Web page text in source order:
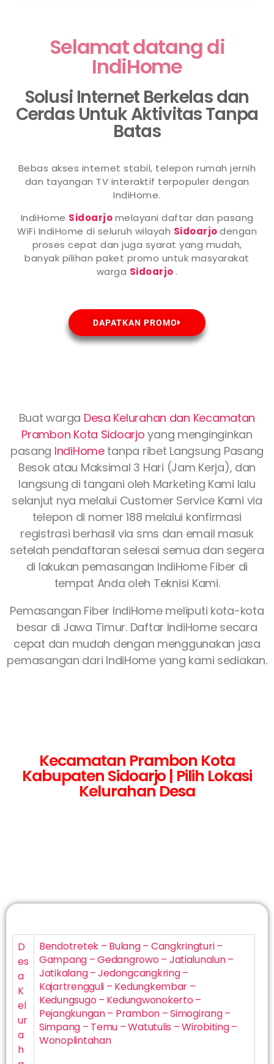
Selamat datang di
IndiHome
Solusi Internet Berkelas dan
Cerdas Untuk Aktivitas Tanpa
Batas
Bebas akses internet stabil, telepon rumah jernih
dan tayangan TV interaktif terpopuler dengan
IndiHome.
IndiHome Sidoarjomelayani daftar dan pasang
WiFi IndiHome di seluruh wilayah Sidoarjodengan
proses cepat dan juga syarat yang mudah,
banyak pilihan paket promo untuk masyarakat
warga Sidoarjo .
DAPATKAN PROMO
Buat warga Desa Kelurahan dan Kecamatan
Prambon Kota Sidoarjo yang menginginkan
pasang IndiHometanpa ribet Langsung Pasang
Besok atau Maksimal 3 Hari (Jam Kerja), dan
langsung di tangani oleh Marketing Kami lalu
selanjut nya melalui Customer Service Kami via
telepon di nomer 188 melalui konfirmasi
registrasi berhasil via sms dan email masuk
setelah pendaftaran selesai semua dan segera
di lakukan pemasangan IndiHome Fiber di
tempat Anda oleh Teknisi Kami.
Pemasangan Fiber IndiHome meliputi kota-kota
besar di Jawa Timur. Daftar IndiHome secara
cepat dan mudah dengan menggunakan jasa
pemasangan dari IndiHome yang kami sediakan.
Kecamatan Prambon Kota
Kabupaten Sidoarjo | Pilih Lokasi
Kelurahan Desa
D
es
a
K
el
ur
a
h
Bendotretek – Bulang – Cangkringturi –
Gampang – Gedangrowo – Jatialunalun –
Jatikalang – Jedongcangkring –
Kajartrengguli – Kedungkembar –
Kedungsugo – Kedungwonokerto –
Pejangkungan – Prambon – Simogirang –
Simpang – Temu – Watutulis – Wirobiting –
Wonoplintahan